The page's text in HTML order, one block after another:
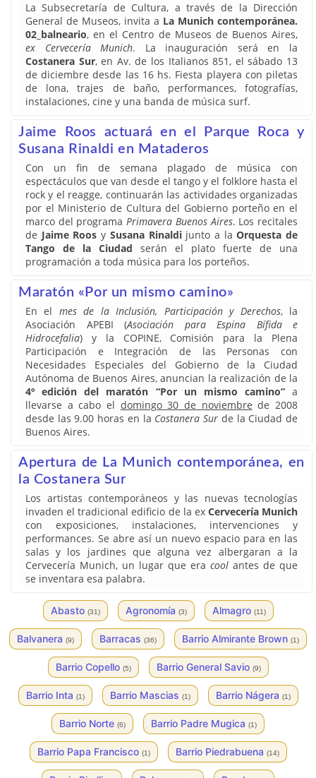
La Subsecretaría de Cultura, a través de la Dirección
General de Museos, invita a La Munich contemporánea.
02_balneario, en el Centro de Museos de Buenos Aires,
ex Cervecería Munich. La inauguración será en la
Costanera Sur, en Av. de los Italianos 851, el sábado 13
de diciembre desde las 16 hs. Fiesta playera con piletas
de lona, trajes de baño, performances, fotografías,
instalaciones, cine y una banda de música surf.
Jaime Roos actuará en el Parque Roca y
Susana Rinaldi en Mataderos
Con un fin de semana plagado de música con
espectáculos que van desde el tango y el folklore hasta el
rock y el reagge, continuarán las actividades organizadas
por el Ministerio de Cultura del Gobierno porteño en el
marco del programaPrimavera Buenos Aires. Los recitales
de Jaime Roos y Susana Rinaldijunto a laOrquesta de
Tango de la Ciudad serán el plato fuerte de una
programación a toda música para los porteños.
Maratón «Por un mismo camino»
En el mes de la Inclusión, Participación y Derechos, la
Asociación APEBI (Asociación para Espina Bífida e
Hidrocefalia) y la COPINE, Comisión para la Plena
Participación e Integración de las Personas con
Necesidades Especiales del Gobierno de la Ciudad
Autónoma de Buenos Aires, anuncian la realización de la
4º edición del maratón “Por un mismo camino”a
llevarse a cabo el domingo 30 de noviembre de 2008
desde las 9.00 horas en la Costanera Sur de la Ciudad de
Buenos Aires.
Apertura de La Munich contemporánea, en
la Costanera Sur
Los artistas contemporáneos y las nuevas tecnologías
invaden el tradicional edificio de la ex Cervecería Munich
con exposiciones, instalaciones, intervenciones y
performances. Se abre así un nuevo espacio para en las
salas y los jardines que alguna vez albergaran a la
Cervecería Munich, un lugar que era cool antes de que
se inventara esa palabra.
Abasto (31) Agronomía (3) Almagro (11)
Balvanera (9) Barracas (36) Barrio Almirante Brown (1)
Barrio Copello (5) Barrio General Savio (9)
Barrio Inta (1) Barrio Mascias (1) Barrio Nágera (1)
Barrio Norte (6) Barrio Padre Mugica (1)
Barrio Papa Francisco (1) Barrio Piedrabuena (14)